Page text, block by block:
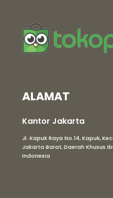
ALAMAT
Kantor Jakarta
Jl. Kapuk Raya No.14, Kapuk,
Jakarta Barat, Daerah Khusus
Indonesia